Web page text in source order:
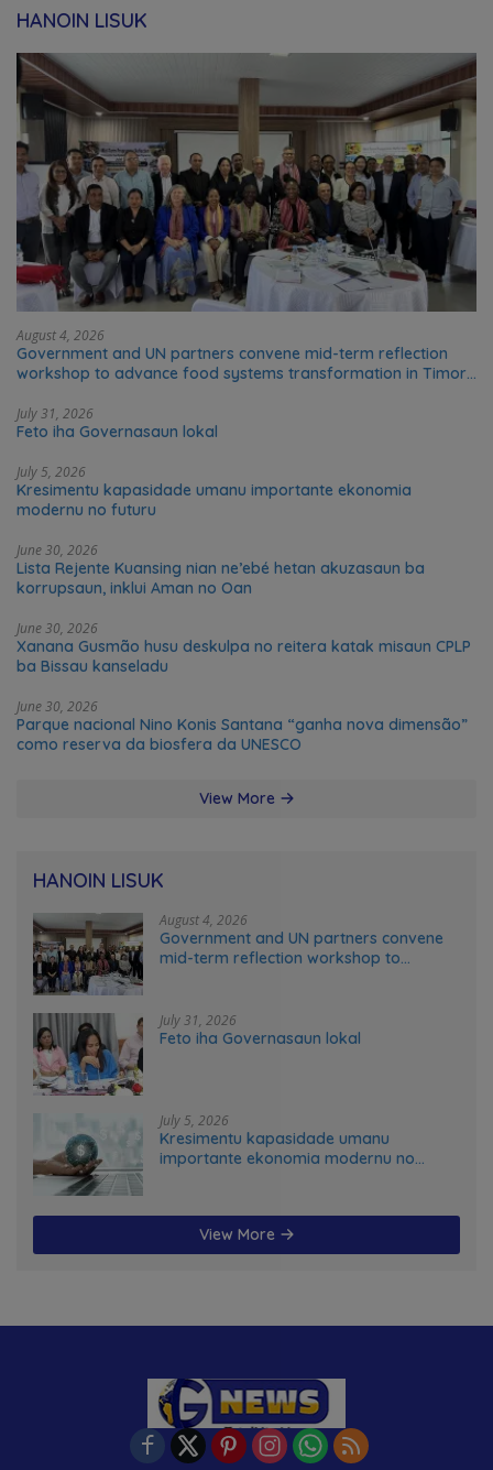
HANOIN LISUK
August 4, 2026
Government and UN partners convene mid-term reflection
workshop to advance food systems transformation in Timor-
July 31, 2026
Feto iha Governasaun lokal
July 5, 2026
Kresimentu kapasidade umanu importante ekonomia
modernu no futuru
June 30, 2026
Lista Rejente Kuansing nian ne’ebé hetan akuzasaun ba
korrupsaun, inklui Aman no Oan
June 30, 2026
Xanana Gusmão husu deskulpa no reitera katak misaun CPLP
ba Bissau kanseladu
June 30, 2026
Parque nacional Nino Konis Santana “ganha nova dimensão”
como reserva da biosfera da UNESCO
View More
HANOIN LISUK
August 4, 2026
Government and UN partners convene
mid-term reflection workshop to
July 31, 2026
Feto iha Governasaun lokal
July 5, 2026
Kresimentu kapasidade umanu
importante ekonomia modernu no
View More